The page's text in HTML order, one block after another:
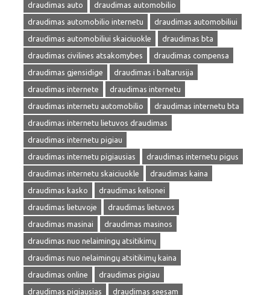
draudimas auto
draudimas automobilio
draudimas automobilio internetu
draudimas automobiliui
draudimas automobiliui skaiciuokle
draudimas bta
draudimas civilines atsakomybes
draudimas compensa
draudimas gjensidige
draudimas i baltarusija
draudimas internete
draudimas internetu
draudimas internetu automobilio
draudimas internetu bta
draudimas internetu lietuvos draudimas
draudimas internetu pigiau
draudimas internetu pigiausias
draudimas internetu pigus
draudimas internetu skaiciuokle
draudimas kaina
draudimas kasko
draudimas kelionei
draudimas lietuvoje
draudimas lietuvos
draudimas masinai
draudimas masinos
draudimas nuo nelaimingų atsitikimų
draudimas nuo nelaimingų atsitikimų kaina
draudimas online
draudimas pigiau
draudimas pigiausias
draudimas seesam